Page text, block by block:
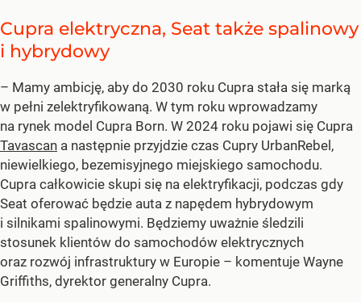
Cupra elektryczna, Seat także spalinowy
i hybrydowy
– Mamy ambicję, aby do 2030 roku Cupra stała się marką
w pełni zelektryfikowaną. W tym roku wprowadzamy
na rynek model Cupra Born. W 2024 roku pojawi się Cupra
Tavascan a następnie przyjdzie czas Cupry UrbanRebel,
niewielkiego, bezemisyjnego miejskiego samochodu.
Cupra całkowicie skupi się na elektryfikacji, podczas gdy
Seat oferować będzie auta z napędem hybrydowym
i silnikami spalinowymi. Będziemy uważnie śledzili
stosunek klientów do samochodów elektrycznych
oraz rozwój infrastruktury w Europie – komentuje Wayne
Griffiths, dyrektor generalny Cupra.